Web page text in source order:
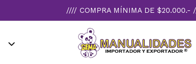
//// COMPRA MÍNIMA DE $20.000.-